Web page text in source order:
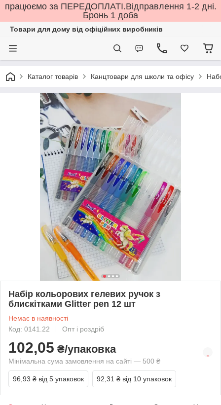
працюємо за ПЕРЕДОПЛАТІ.Відправлення 1-2 дні.
Бронь 1 доба
Товари для дому від офіційних виробників
Каталог товарів Канцтовари для школи та офісу
Набір кольорових гелевих ручок з
блискітками Glitter pen 12 шт
Немає в наявності
Код: 0141.22
Опт і роздріб
102,05 ₴/упаковка
Мінімальна сума замовлення на сайті — 500 ₴
96,93 ₴ від 5 упаковок 92,31 ₴ від 10 упаковок